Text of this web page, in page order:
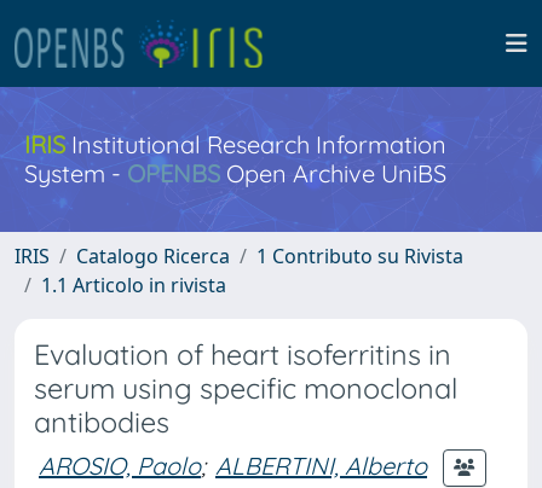
IRISInstitutional Research Information
System - OPENBS Open Archive UniBS
IRIS Catalogo Ricerca
1 Contributo su Rivista
1.1 Articolo in rivista
Evaluation of heart isoferritins in
serum using specific monoclonal
antibodies
AROSIO, Paolo; ALBERTINI, Alberto